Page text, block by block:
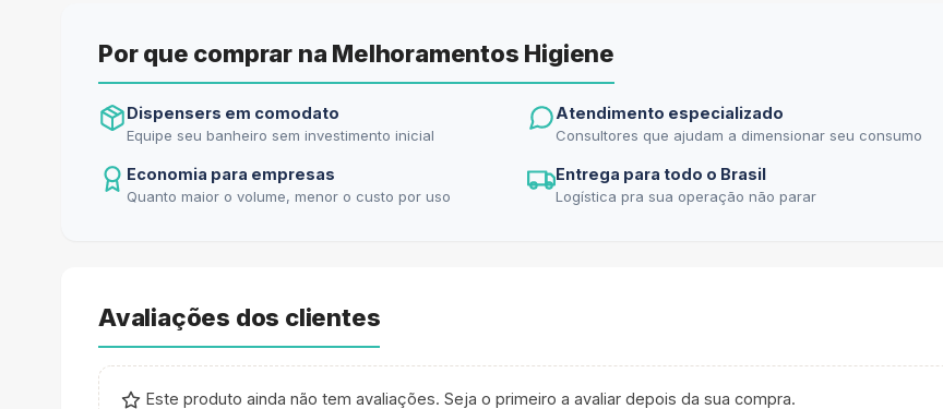
Por que comprar na Melhoramentos Higiene
Dispensers em comodato
Equipe seu banheiro sem investimento inicial
Atendimento especializado
Consultores que ajudam a dimensionar seu consumo
Economia para empresas
Quanto maior o volume, menor o custo por uso
Entrega para todo o Brasil
Logística pra sua operação não parar
Avaliações dos clientes
Este produto ainda não tem avaliações. Seja o primeiro a avaliar depois da sua compra.